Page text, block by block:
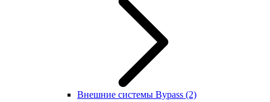
Внешние системы Bypass (2)